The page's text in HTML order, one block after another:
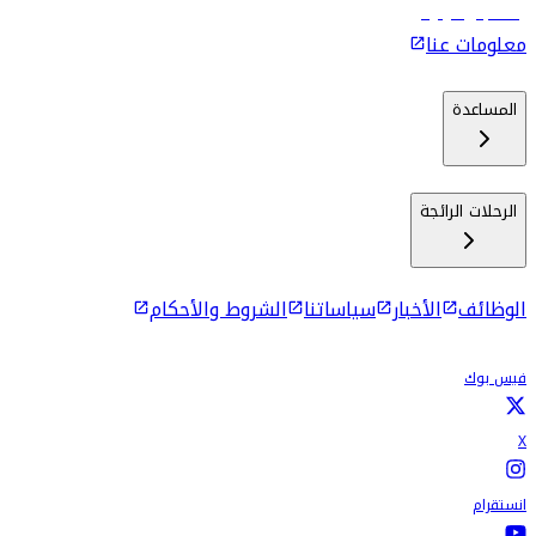
رحلات إلى كولومبو
معلومات عنا
المساعدة
الرحلات الرائجة
الوظائف الأخبار سياساتنا الشروط والأحكام
فيس بوك
X
انستقرام